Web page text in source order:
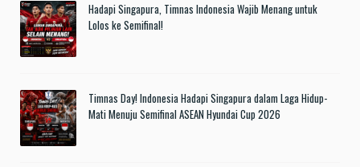
Hadapi Singapura, Timnas Indonesia Wajib Menang untuk
Lolos ke Semifinal!
Timnas Day! Indonesia Hadapi Singapura dalam Laga Hidup-
Mati Menuju Semifinal ASEAN Hyundai Cup 2026